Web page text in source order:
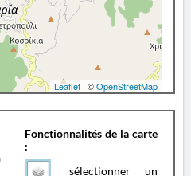
Leaflet | ©OpenStreetMap
Fonctionnalités de la carte
:
sélectionner un